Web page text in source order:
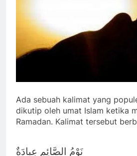
Ada sebuah kalimat yang
dikutip oleh umat Islam ketika
Ramadan. Kalimat tersebut
نَوْمُ الصَّائِمِ عِبادَةٌ